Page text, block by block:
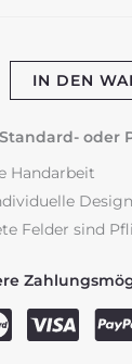
IN DEN
oder
Handarbeit
Felder sind